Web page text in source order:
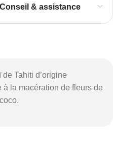
Conseil & assistance
Tahiti d’origine
la macération de fleurs de